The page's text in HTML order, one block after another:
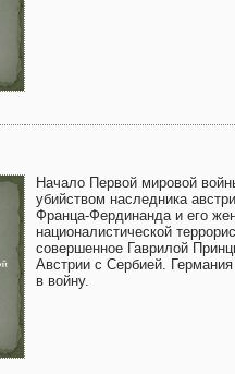
Начало Первой мировой
убийством наследника
Франца-Фердинанда и его
националистической
совершенное Гаврилой
Австрии с Сербией.
в войну.